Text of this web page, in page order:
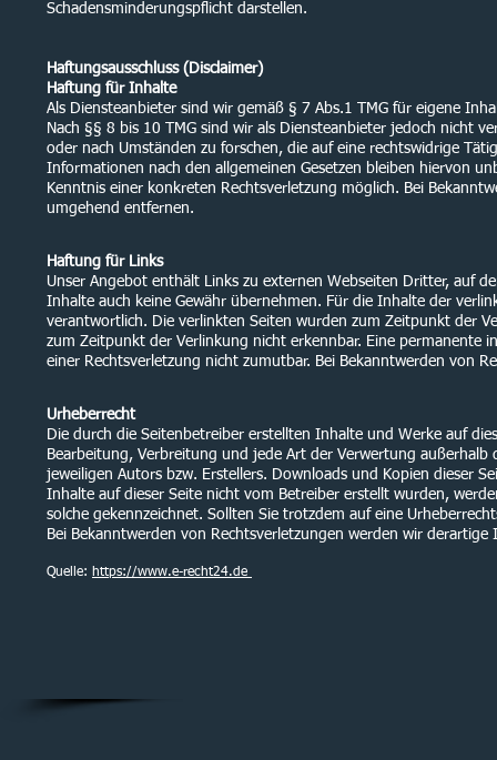
Schadensminderungspflicht darstellen.
Haftungsausschluss (Disclaimer)
Haftung für Inhalte
Als Diensteanbieter sind wir gemäß § 7 Abs.1 TMG für eigene
Nach §§ 8 bis 10 TMG sind wir als Diensteanbieter jedoch nicht
oder nach Umständen zu forschen, die auf eine rechtswidrige
Informationen nach den allgemeinen Gesetzen bleiben hiervon
Kenntnis einer konkreten Rechtsverletzung möglich. Bei
umgehend entfernen.
Haftung für Links
Unser Angebot enthält Links zu externen Webseiten Dritter, auf
Inhalte auch keine Gewähr übernehmen. Für die Inhalte der
verantwortlich. Die verlinkten Seiten wurden zum Zeitpunkt der
zum Zeitpunkt der Verlinkung nicht erkennbar. Eine permanente
einer Rechtsverletzung nicht zumutbar. Bei Bekanntwerden von
Urheberrecht
Die durch die Seitenbetreiber erstellten Inhalte und Werke auf
Bearbeitung, Verbreitung und jede Art der Verwertung
jeweiligen Autors bzw. Erstellers. Downloads und Kopien dieser
Inhalte auf dieser Seite nicht vom Betreiber erstellt wurden,
solche gekennzeichnet. Sollten Sie trotzdem auf eine
Bei Bekanntwerden von Rechtsverletzungen werden wir
Quelle: https://www.e-recht24.de